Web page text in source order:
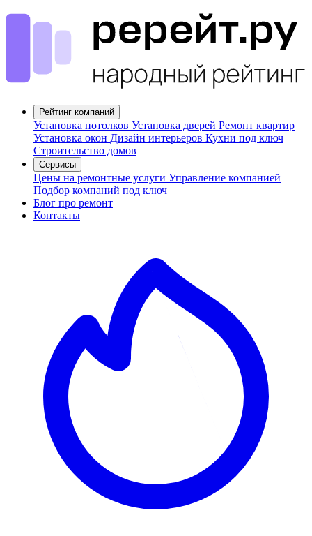
Рейтинг компаний
Установка потолков Установка дверей Ремонт квартир
Установка окон Дизайн интерьеров Кухни под ключ
Строительство домов
Сервисы
Цены на ремонтные услуги Управление компанией
Подбор компаний под ключ
Блог про ремонт
Контакты